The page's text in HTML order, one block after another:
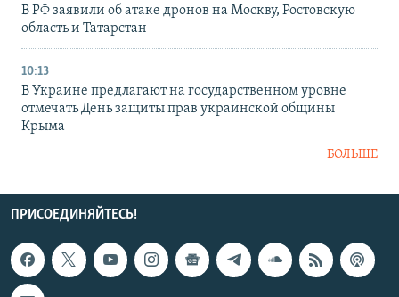
В РФ заявили об атаке дронов на Москву, Ростовскую
область и Татарстан
10:13
В Украине предлагают на государственном уровне
отмечать День защиты прав украинской общины
Крыма
БОЛЬШЕ
ПРИСОЕДИНЯЙТЕСЬ!